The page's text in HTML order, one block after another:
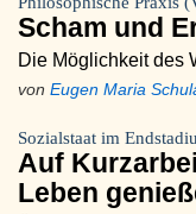
Scham und
Die Möglichkeit des
von Eugen Maria
Sozialstaat im
Auf
Leben